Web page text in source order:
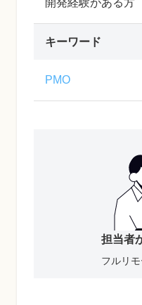
開発経験がある方
キーワード
PMO
担当者
フルリモ